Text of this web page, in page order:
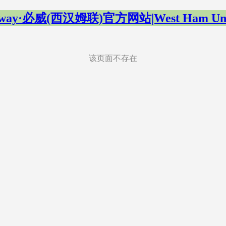
必威(西汉姆联)官方网站|West Ham
该页面不存在